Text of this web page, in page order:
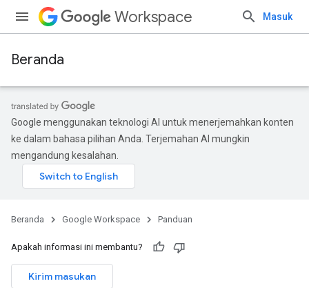
Workspace Masuk
Beranda
Google menggunakan teknologi AI untuk menerjemahkan konten
ke dalam bahasa pilihan Anda. Terjemahan AI mungkin
mengandung kesalahan.
Beranda Google Workspace Panduan
Apakah informasi ini membantu?
Kirim masukan